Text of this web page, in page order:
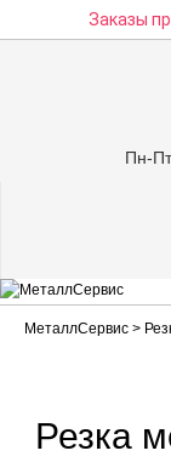
Заказы
Пн-
МеталлСервис >
Резка